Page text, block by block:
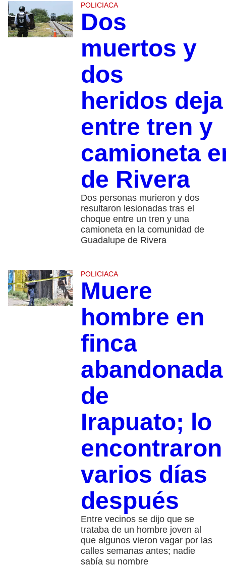
POLICIACA
Dos
muertos y
dos
heridos
entre tren y
camioneta
de Rivera
Dos personas murieron y dos
resultaron lesionadas tras el
choque entre un tren y una
camioneta en la comunidad de
Guadalupe de Rivera
POLICIACA
Muere
hombre en
finca
abandonada
de
Irapuato; lo
encontraron
varios días
después
Entre vecinos se dijo que se
trataba de un hombre joven al
que algunos vieron vagar por las
calles semanas antes; nadie
sabía su nombre